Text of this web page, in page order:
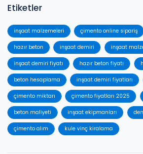
Etiketler
inşaat malzemeleri çimento online sipariş
hazır beton inşaat demiri inşaat
inşaat demiri fiyatı hazır beton fiyatı
beton hesaplama inşaat demiri fiyatları
çimento miktarı çimento fiyatları 2025
beton maliyeti inşaat ekipmanları
çimento alım kule vinç kiralama